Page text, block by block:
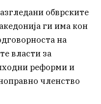
обврските
ги има кон
на
власти за
реформи и
членство